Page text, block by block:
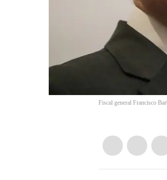
Fiscal general Francisco